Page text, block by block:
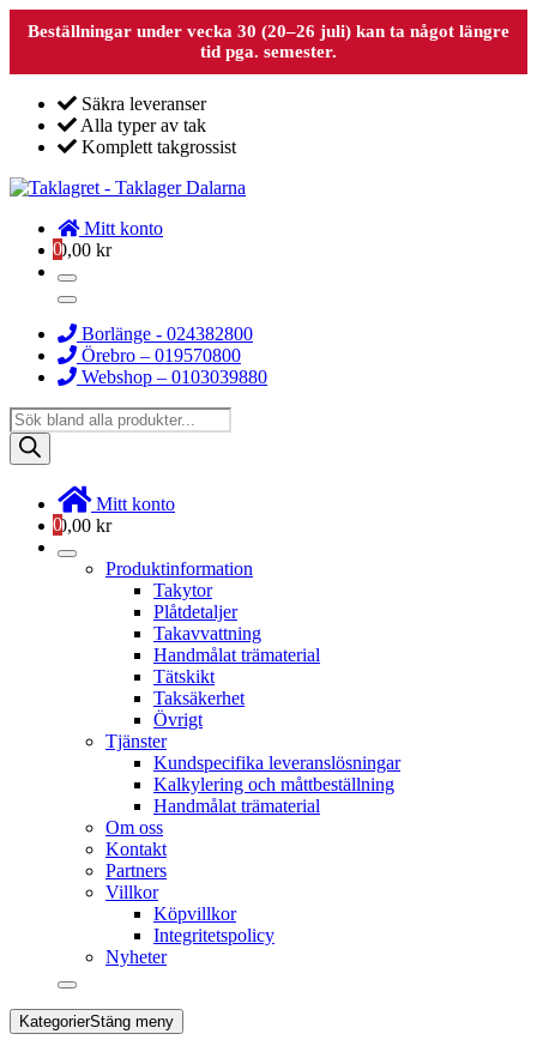
Beställningar under vecka 30 (20–26 juli) kan ta något längre
tid pga. semester.
Säkra leveranser
Alla typer av tak
Komplett takgrossist
Mitt konto
00,00 kr
Borlänge - 024382800
Örebro – 019570800
Webshop – 0103039880
Products
search
Mitt konto
00,00 kr
Produktinformation
Takytor
Plåtdetaljer
Takavvattning
Handmålat trämaterial
Tätskikt
Taksäkerhet
Övrigt
Tjänster
Kundspecifika leveranslösningar
Kalkylering och måttbeställning
Handmålat trämaterial
Om oss
Kontakt
Partners
Villkor
Köpvillkor
Integritetspolicy
Nyheter
KategorierStäng meny